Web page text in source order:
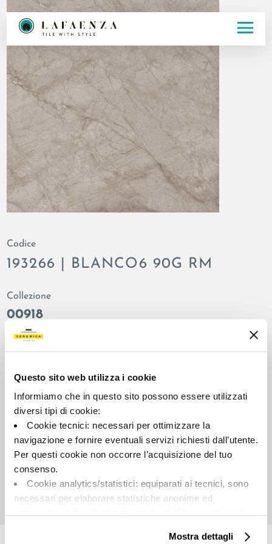
Questo sito web utilizza i cookie
Informiamo che in questo sito possono essere utilizzati
diversi tipi di cookie:
Cookie tecnici: necessari per ottimizzare la
navigazione e fornire eventuali servizi richiesti dall’utente.
Per questi cookie non occorre l’acquisizione del tuo
consenso.
Cookie analytics/statistici: equiparati ai tecnici, sono
necessari per elaborare statistiche anonime ed
Cookie di profilazione/marketing: sono utilizzati, solo
Mostra dettagli
Codice
193266 | BLANCO6 90G RM
Collezione
00918
Colore:
Grigio
Fondo
Formato:
90.0x90.0
naturale
opaco
Stonalizzazione:
Unità di misura:
MQ